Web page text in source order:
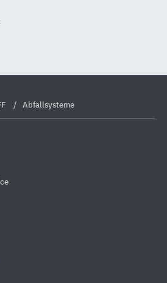
Abfallsysteme